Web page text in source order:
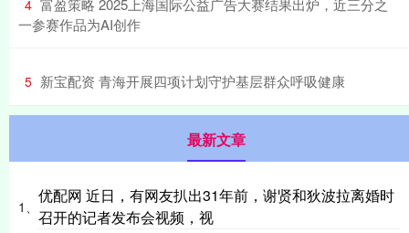
4 ​富盈策略 2025上海国际公益广告大赛结果出炉，近三分之
一参赛作品为AI创作
5 ​新宝配资 青海开展四项计划守护基层群众呼吸健康
最新文章
1、
优配网 近日，有网友扒出31年前，谢贤和狄波拉离婚时
召开的记者发布会视频，视